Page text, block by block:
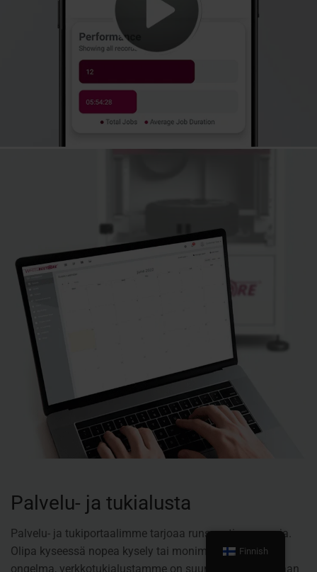
Palvelu- ja tukialusta
Palvelu- ja tukiportaalimme tarjoaa runsaasti resursseja.
Olipa kyseessä nopea kysely tai monimutkaisempi
ongelma, verkkotukialustamme on suunniteltu auttamaan
Finnish